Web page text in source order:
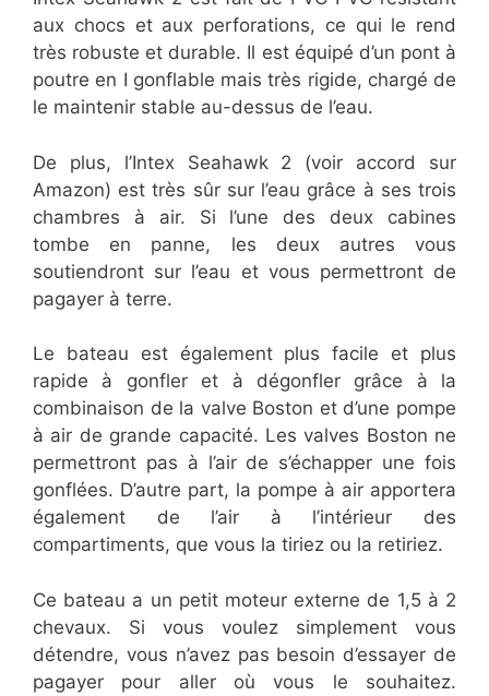
aux chocs et aux perforations, ce qui le rend
très robuste et durable. Il est équipé d’un pont à
poutre en I gonflable mais très rigide, chargé de
le maintenir stable au-dessus de l’eau.
De plus, l’Intex Seahawk 2 (voir accord sur
Amazon) est très sûr sur l’eau grâce à ses trois
chambres à air. Si l’une des deux cabines
tombe en panne, les deux autres vous
soutiendront sur l’eau et vous permettront de
pagayer à terre.
Le bateau est également plus facile et plus
rapide à gonfler et à dégonfler grâce à la
combinaison de la valve Boston et d’une pompe
à air de grande capacité. Les valves Boston ne
permettront pas à l’air de s’échapper une fois
gonflées. D’autre part, la pompe à air apportera
également de l’air à l’intérieur des
compartiments, que vous la tiriez ou la retiriez.
Ce bateau a un petit moteur externe de 1,5 à 2
chevaux. Si vous voulez simplement vous
détendre, vous n’avez pas besoin d’essayer de
pagayer pour aller où vous le souhaitez.